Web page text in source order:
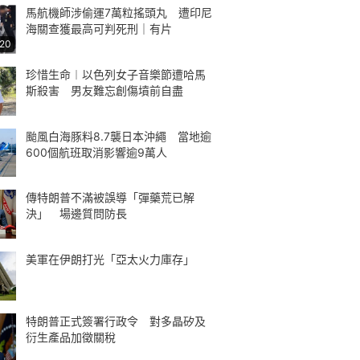
馬航機師涉偷運7萬粒搖頭丸 遭印尼
海關查獲最高可判死刑｜有片
珍惜生命︱以色列女子音樂節遭哈馬
斯殺害 男友難忘創傷墳前自盡
颱風白海豚料8.7襲日本沖繩 當地逾
600個航班取消影響逾9萬人
傳特朗普不滿被誤導「彈藥荒已解
決」 場邊質問防長
美軍在伊朗打光「亞太火力庫存」
特朗普正式簽署行政令 對多晶矽及
衍生產品加徵關稅